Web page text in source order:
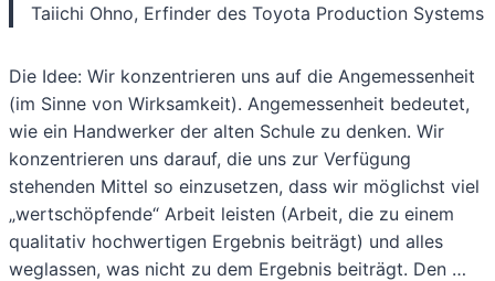
Taiichi Ohno, Erfinder des Toyota Production Systems
Die Idee: Wir konzentrieren uns auf die Angemessenheit
(im Sinne von Wirksamkeit). Angemessenheit bedeutet,
wie ein Handwerker der alten Schule zu denken. Wir
konzentrieren uns darauf, die uns zur Verfügung
stehenden Mittel so einzusetzen, dass wir möglichst viel
„wertschöpfende“ Arbeit leisten (Arbeit, die zu einem
qualitativ hochwertigen Ergebnis beiträgt) und alles
weglassen, was nicht zu dem Ergebnis beiträgt. Den …